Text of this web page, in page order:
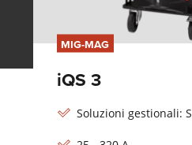
MIG-MAG
iQS 3
Soluzioni gestionali: